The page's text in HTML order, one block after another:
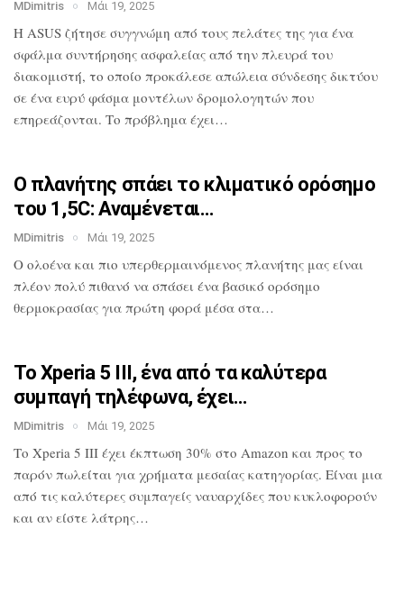
MDimitris Μάι 19, 2025
Η ASUS ζήτησε συγγνώμη από τους πελάτες της για ένα
σφάλμα συντήρησης ασφαλείας από την πλευρά του
διακομιστή, το οποίο προκάλεσε απώλεια σύνδεσης δικτύου
σε ένα ευρύ φάσμα μοντέλων δρομολογητών που
επηρεάζονται. Το πρόβλημα έχει…
Ο πλανήτης σπάει το κλιματικό ορόσημο
του 1,5C: Αναμένεται…
MDimitris Μάι 19, 2025
O ολοένα και πιο υπερθερμαινόμενος πλανήτης μας είναι
πλέον πολύ πιθανό να σπάσει ένα βασικό ορόσημο
θερμοκρασίας για πρώτη φορά μέσα στα…
Το Xperia 5 III, ένα από τα καλύτερα
συμπαγή τηλέφωνα, έχει…
MDimitris Μάι 19, 2025
Το Xperia 5 III έχει έκπτωση 30% στο Amazon και προς το
παρόν πωλείται για χρήματα μεσαίας κατηγορίας. Είναι μια
από τις καλύτερες συμπαγείς ναυαρχίδες που κυκλοφορούν
και αν είστε λάτρης…